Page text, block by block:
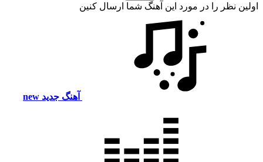
اولین نظر را در مورد این آهنگ شما ارسال کنین
آهنگ جدید new